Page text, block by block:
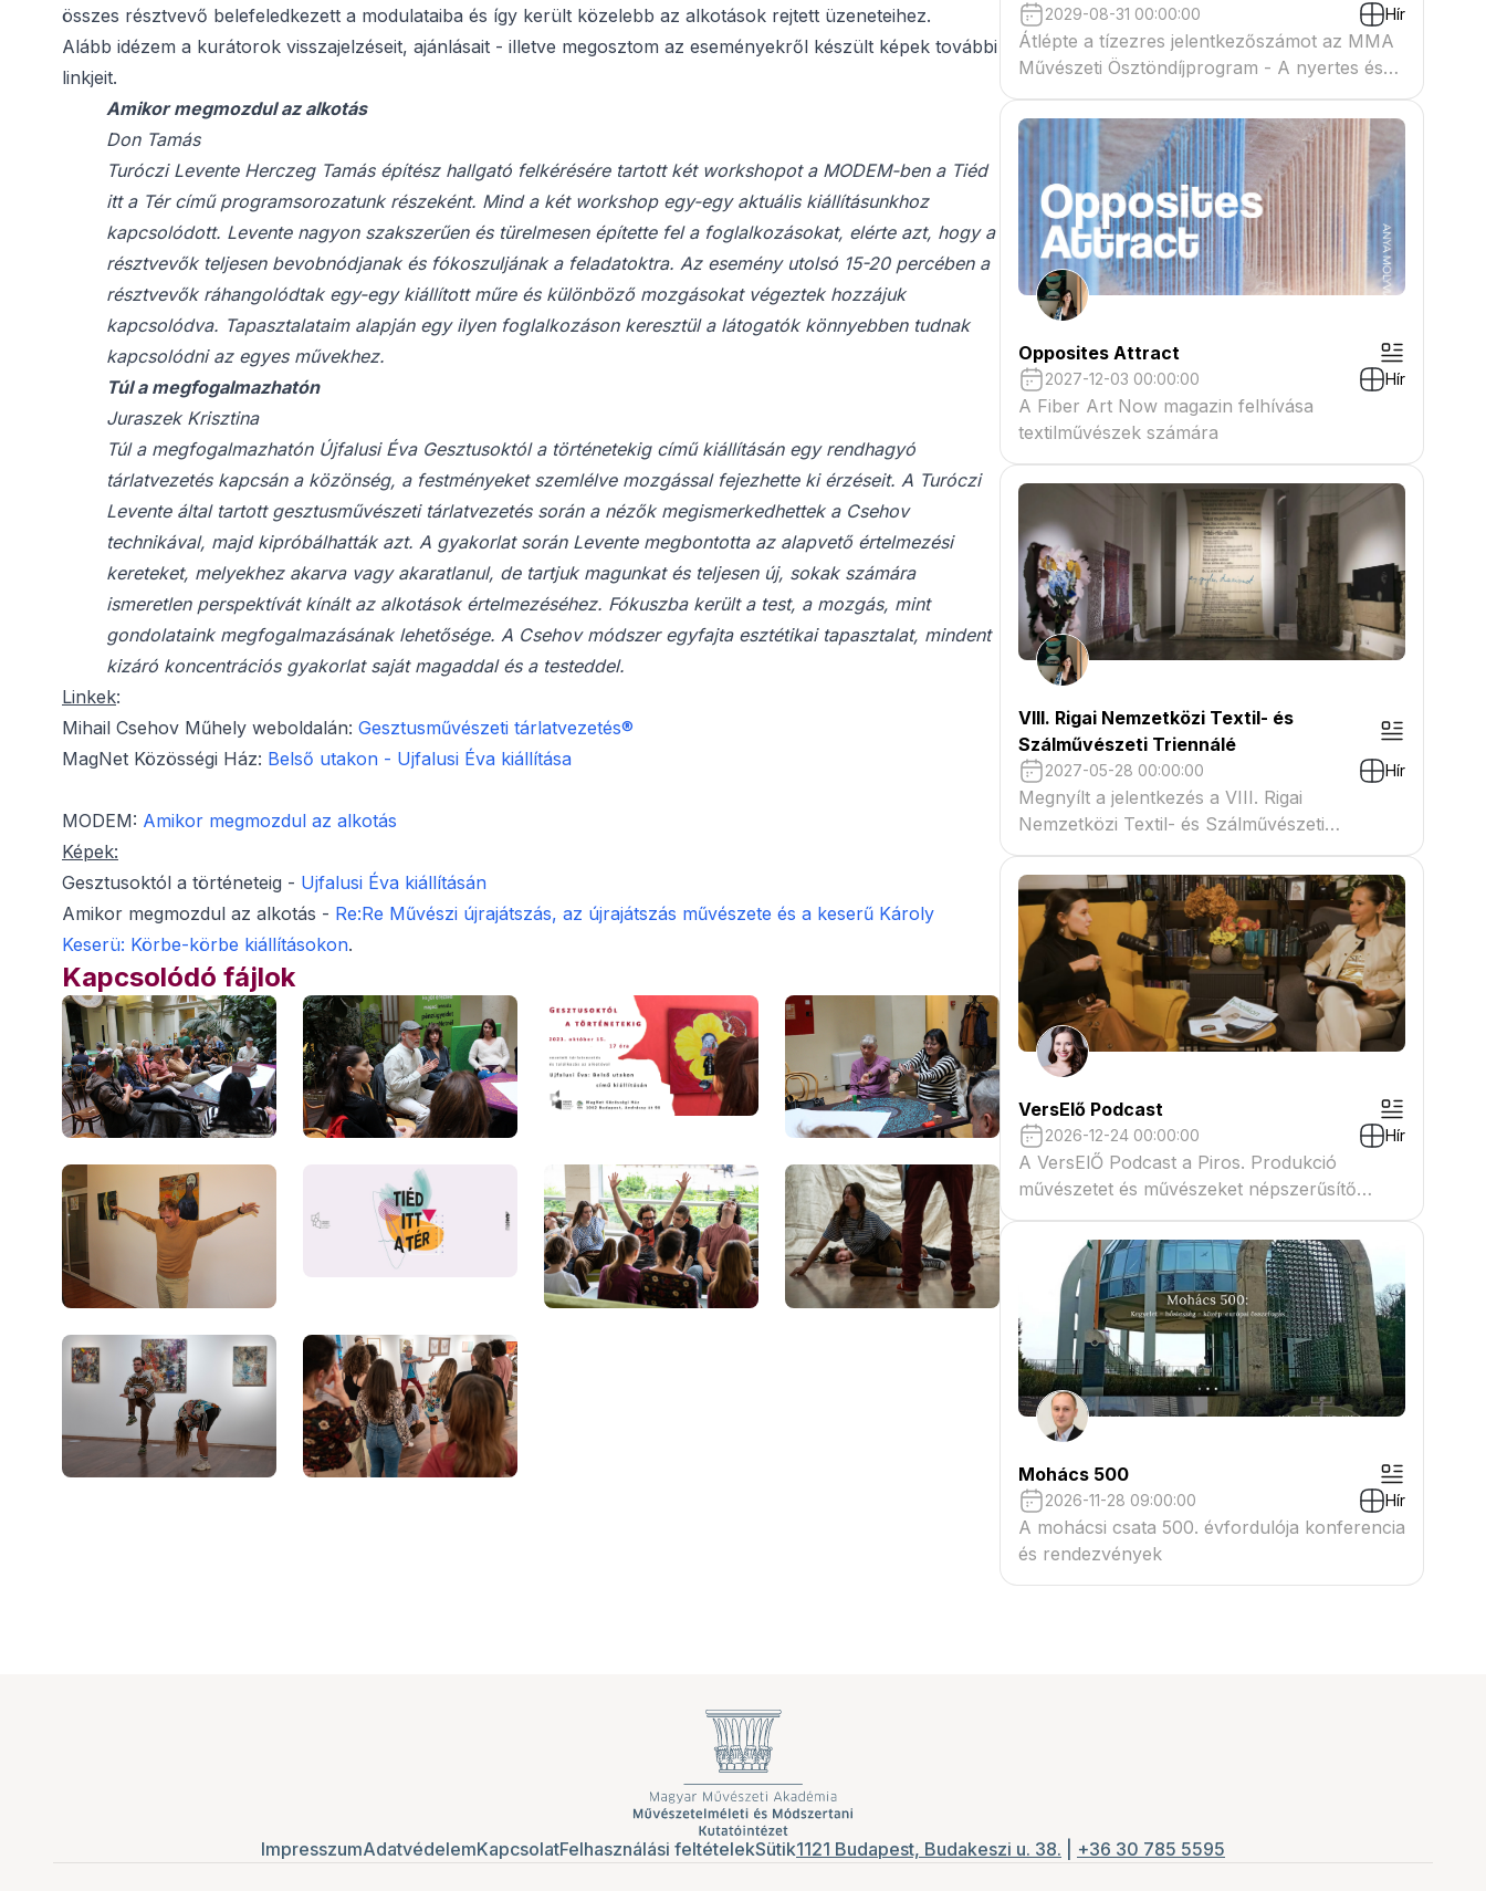
összes résztvevő belefeledkezett a modulataiba és így került közelebb az alkotások rejtett üzeneteihez.
Alább idézem a kurátorok visszajelzéseit, ajánlásait - illetve megosztom az eseményekről készült képek további
linkjeit.
Amikor megmozdul az alkotás
Don Tamás
Turóczi Levente Herczeg Tamás építész hallgató felkérésére tartott két workshopot a MODEM-ben a Tiéd
itt a Tér című programsorozatunk részeként. Mind a két workshop egy-egy aktuális kiállításunkhoz
kapcsolódott. Levente nagyon szakszerűen és türelmesen építette fel a foglalkozásokat, elérte azt, hogy a
résztvevők teljesen bevobnódjanak és fókoszuljának a feladatoktra. Az esemény utolsó 15-20 percében a
résztvevők ráhangolódtak egy-egy kiállított műre és különböző mozgásokat végeztek hozzájuk
kapcsolódva. Tapasztalataim alapján egy ilyen foglalkozáson keresztül a látogatók könnyebben tudnak
kapcsolódni az egyes művekhez.
Túl a megfogalmazhatón
Juraszek Krisztina
Túl a megfogalmazhatón Újfalusi Éva Gesztusoktól a történetekig című kiállításán egy rendhagyó
tárlatvezetés kapcsán a közönség, a festményeket szemlélve mozgással fejezhette ki érzéseit. A Turóczi
Levente által tartott gesztusművészeti tárlatvezetés során a nézők megismerkedhettek a Csehov
technikával, majd kipróbálhatták azt. A gyakorlat során Levente megbontotta az alapvető értelmezési
kereteket, melyekhez akarva vagy akaratlanul, de tartjuk magunkat és teljesen új, sokak számára
ismeretlen perspektívát kínált az alkotások értelmezéséhez. Fókuszba került a test, a mozgás, mint
gondolataink megfogalmazásának lehetősége. A Csehov módszer egyfajta esztétikai tapasztalat, mindent
kizáró koncentrációs gyakorlat saját magaddal és a testeddel.
Linkek:
Mihail Csehov Műhely weboldalán: Gesztusművészeti tárlatvezetés®
MagNet Közösségi Ház: Belső utakon - Ujfalusi Éva kiállítása
MODEM: Amikor megmozdul az alkotás
Képek:
Gesztusoktól a történeteig - Ujfalusi Éva kiállításán
Amikor megmozdul az alkotás - Re:Re Művészi újrajátszás, az újrajátszás művészete és a keserű Károly
Keserü: Körbe-körbe kiállításokon.
Kapcsolódó fájlok
2029-08-31 00:00:00 Hír
Átlépte a tízezres jelentkezőszámot az MMA
Művészeti Ösztöndíjprogram - A nyertes és
tartaléklistás pályázók névsora megtekinthető
a csatolmányban
Opposites Attract
2027-12-03 00:00:00 Hír
A Fiber Art Now magazin felhívása
textilművészek számára
VIII. Rigai Nemzetközi Textil- és
Szálművészeti Triennálé
2027-05-28 00:00:00 Hír
Megnyílt a jelentkezés a VIII. Rigai
Nemzetközi Textil- és Szálművészeti
Triennáléra
VersElő Podcast
2026-12-24 00:00:00 Hír
A VersElŐ Podcast a Piros. Produkció
művészetet és művészeket népszerűsítő
beszélgető műsora
Mohács 500
2026-11-28 09:00:00 Hír
A mohácsi csata 500. évfordulója konferencia
és rendezvények
ImpresszumAdatvédelemKapcsolatFelhasználási feltételekSütik1121 Budapest, Budakeszi u. 38. +36 30 785 5595